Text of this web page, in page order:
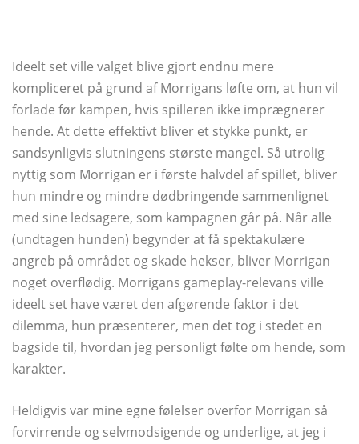
Ideelt set ville valget blive gjort endnu mere
kompliceret på grund af Morrigans løfte om, at hun vil
forlade før kampen, hvis spilleren ikke imprægnerer
hende. At dette effektivt bliver et stykke punkt, er
sandsynligvis slutningens største mangel. Så utrolig
nyttig som Morrigan er i første halvdel af spillet, bliver
hun mindre og mindre dødbringende sammenlignet
med sine ledsagere, som kampagnen går på. Når alle
(undtagen hunden) begynder at få spektakulære
angreb på området og skade hekser, bliver Morrigan
noget overflødig. Morrigans gameplay-relevans ville
ideelt set have været den afgørende faktor i det
dilemma, hun præsenterer, men det tog i stedet en
bagside til, hvordan jeg personligt følte om hende, som
karakter.
Heldigvis var mine egne følelser overfor Morrigan så
forvirrende og selvmodsigende og underlige, at jeg i